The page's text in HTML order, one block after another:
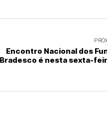
Encontro Nacional dos
Bradesco é nesta sexta-